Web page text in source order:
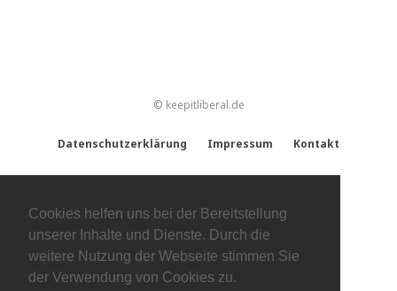
Cookies helfen uns bei der Bereitstellung
unserer Inhalte und Dienste. Durch die
weitere Nutzung der Webseite stimmen Sie
der Verwendung von Cookies zu.
© keepitliberal.de
Datenschutzerklärung Impressum Kontakt